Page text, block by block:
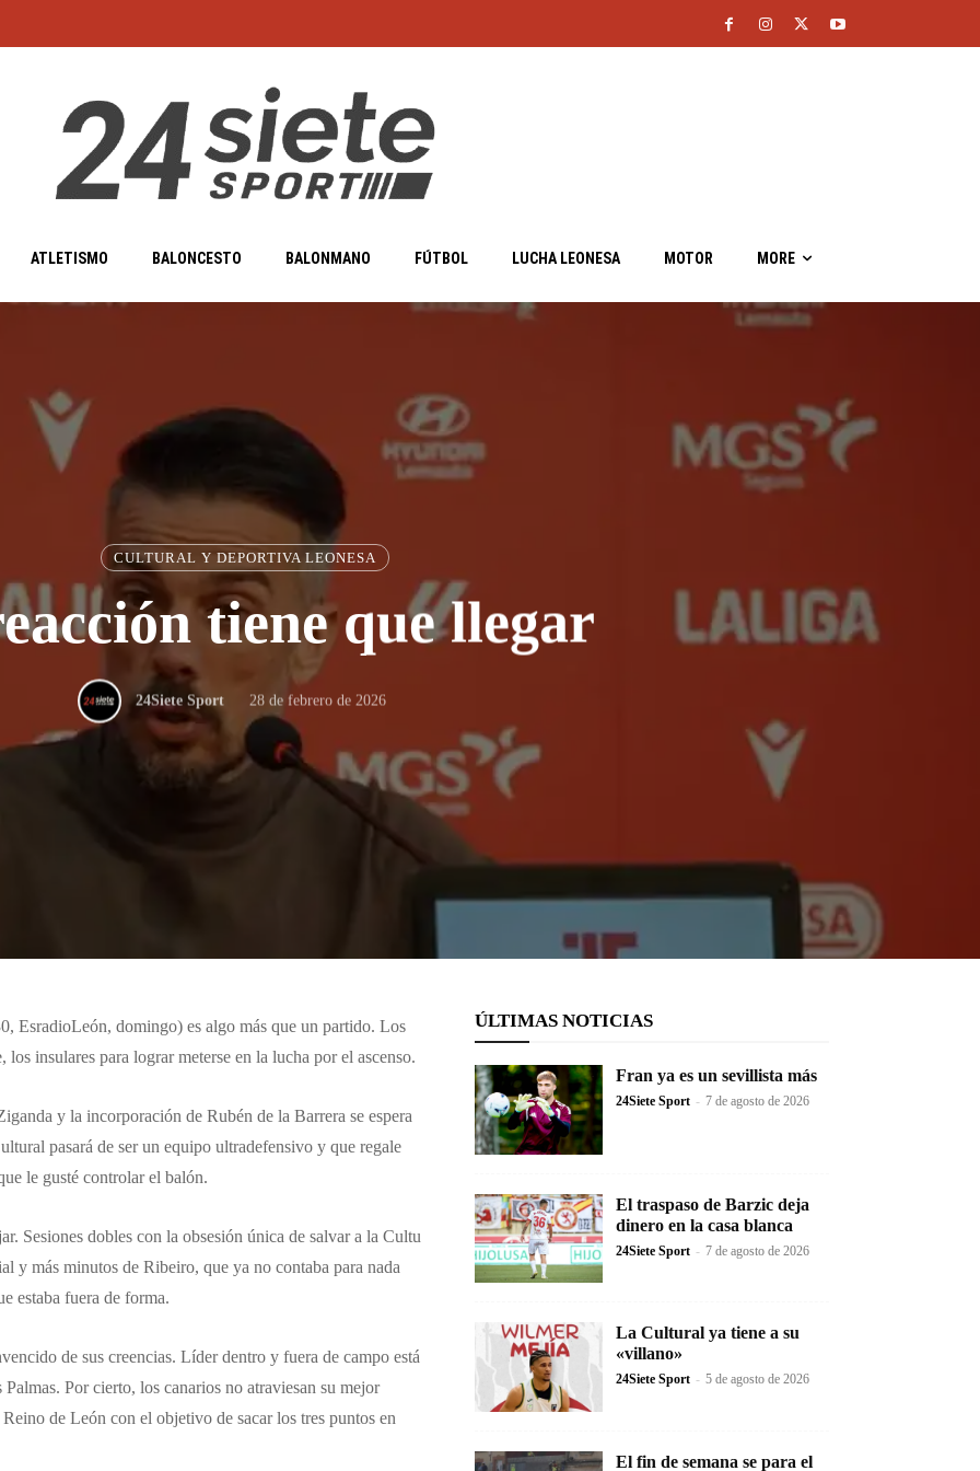
ATLETISMO BALONCESTO BALONMANO FÚTBOL LUCHA LEONESA MOTOR MORE
CULTURAL Y DEPORTIVA LEONESA
tiene que llegar
24Siete Sport 28 de febrero de 2026
EsradioLeón, domingo) es algo más que un partido. Los
insulares para lograr meterse en la lucha por el ascenso.
y la incorporación de Rubén de la Barrera se espera
pasará de ser un equipo ultradefensivo y que regale
le gusté controlar el balón.
Sesiones dobles con la obsesión única de salvar a la Cultu
y más minutos de Ribeiro, que ya no contaba para nada
estaba fuera de forma.
de sus creencias. Líder dentro y fuera de campo está
Por cierto, los canarios no atraviesan su mejor
de León con el objetivo de sacar los tres puntos en
ÚLTIMAS NOTICIAS
Fran ya es un sevillista más
24Siete Sport - 7 de agosto de 2026
El traspaso de Barzic deja
dinero en la casa blanca
24Siete Sport - 7 de agosto de 2026
La Cultural ya tiene a su
«villano»
24Siete Sport - 5 de agosto de 2026
El fin de semana se para el